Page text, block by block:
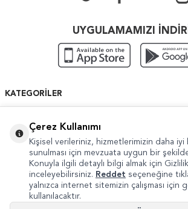
UYGULAMAMIZI
KATEGORILER
HIZLI ERIŞIM
Çerez Kullanımı
Kişisel verileriniz, hizmetlerimizin daha iyi
sunulması için mevzuata uygun bir
Konuyla ilgili detaylı bilgi almak için Gizlilik
inceleyebilirsiniz. Reddet seçeneğine
yalnızca internet sitemizin çalışması için
kullanılacaktır.